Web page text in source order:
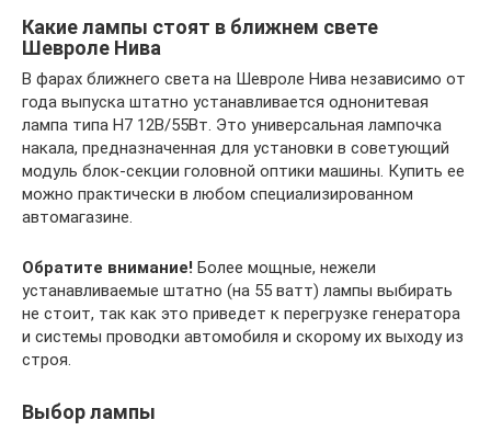
Какие лампы стоят в ближнем свете
Шевроле Нива
В фарах ближнего света на Шевроле Нива независимо от
года выпуска штатно устанавливается однонитевая
лампа типа H7 12В/55Вт. Это универсальная лампочка
накала, предназначенная для установки в советующий
модуль блок-секции головной оптики машины. Купить ее
можно практически в любом специализированном
автомагазине.
Обратите внимание! Более мощные, нежели
устанавливаемые штатно (на 55 ватт) лампы выбирать
не стоит, так как это приведет к перегрузке генератора
и системы проводки автомобиля и скорому их выходу из
строя.
Выбор лампы